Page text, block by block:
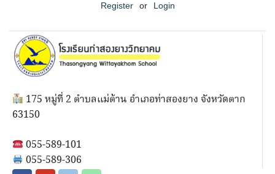
Register or Login
175 หมู่ที่ 2 ตำบลแม่ต้าน อำเภอท่าสองยาง จังหวัดตาก
63150
055-589-101
055-589-306